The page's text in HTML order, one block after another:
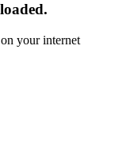
your internet